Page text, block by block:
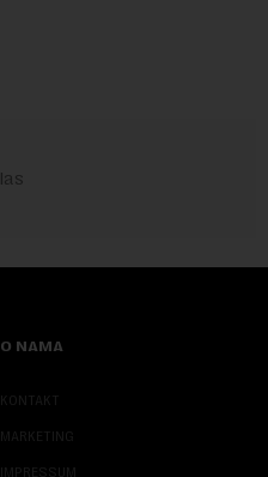
O NAMA
KONTAKT
MARKETING
IMPRESSUM